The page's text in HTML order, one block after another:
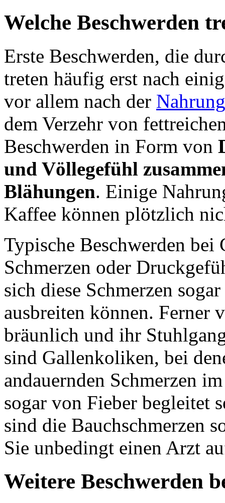
Welche Beschwerden
Erste Beschwerden, die
treten häufig erst nach
vor allem nach der
dem Verzehr von
Beschwerden in Form von
und Völlegefühl
Blähungen. Einige
Kaffee können plötzlich
Typische Beschwerden
Schmerzen oder
sich diese Schmerzen
ausbreiten können.
bräunlich und ihr
sind Gallenkoliken, bei
andauernden Schmerzen
sogar von Fieber begleitet
sind die Bauchschmerzen
Sie unbedingt einen Arzt
Weitere Beschwerden